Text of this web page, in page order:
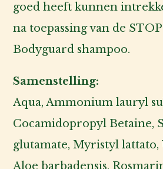
goed heeft kunnen
na toepassing van de
Bodyguard shampoo.
Samenstelling:
Aqua, Ammonium lauryl
Cocamidopropyl Betaine,
glutamate, Myristyl lattato,
Aloe barbadensis,